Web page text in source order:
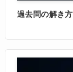
過去問の解き方